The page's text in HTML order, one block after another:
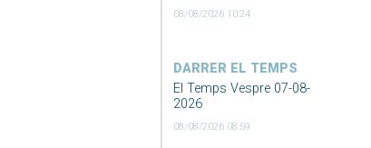
08/08/2026 10:24
DARRER EL TEMPS
El Temps Vespre 07-08-
2026
08/08/2026 08:59